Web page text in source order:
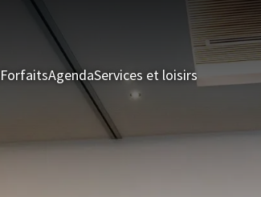
ForfaitsAgendaServices et loisirs